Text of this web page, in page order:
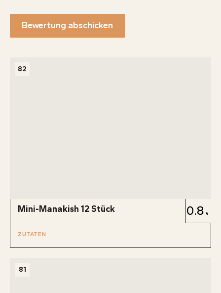
Bewertung abschicken
82
Mini-Manakish 12 Stück 0.8
ZUTATEN
81